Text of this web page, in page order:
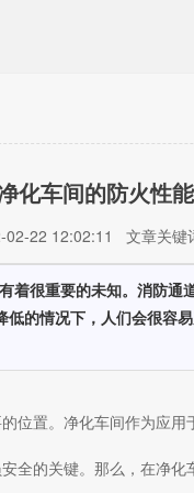
化车间的防火性能
22 12:02:11 文章关键
着很重要的未知。消防
的情况下，人们会很容
位置。净化车间作为应
全的关键。那么，在净